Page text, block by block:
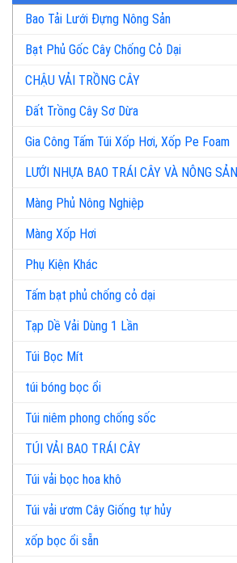
Bao Tải Lưới Đựng Nông Sản
Bạt Phủ Gốc Cây Chống Cỏ Dại
CHẬU VẢI TRỒNG CÂY
Đất Trồng Cây Sơ Dừa
Gia Công Tấm Túi Xốp Hơi, Xốp Pe Foam
LƯỚI NHỰA BAO TRÁI CÂY VÀ NÔNG SẢN
Màng Phủ Nông Nghiệp
Màng Xốp Hơi
Phụ Kiện Khác
Tấm bạt phủ chống cỏ dại
Tạp Dề Vải Dùng 1 Lần
Túi Bọc Mít
túi bóng bọc ổi
Túi niêm phong chống sốc
TÚI VẢI BAO TRÁI CÂY
Túi vải bọc hoa khô
Túi vải ươm Cây Giống tự hủy
xốp bọc ổi sẵn